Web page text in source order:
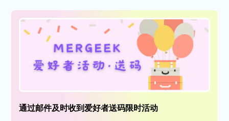
通过邮件及时收到爱好者送码限时活动